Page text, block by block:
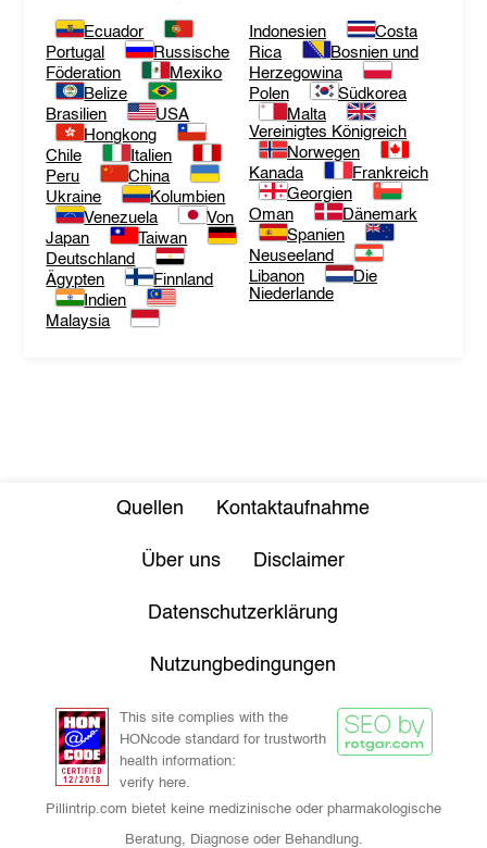
Ecuador
Portugal
Russische
Föderation
Mexiko
Belize
Brasilien
USA
Hongkong
Chile
Italien
Peru
China
Ukraine
Kolumbien
Venezuela
Von
Japan
Taiwan
Deutschland
Ägypten
Finnland
Indien
Malaysia
Indonesien
Costa
Rica
Bosnien und
Herzegowina
Polen
Südkorea
Malta
Vereinigtes Königreich
Norwegen
Kanada
Frankreich
Georgien
Oman
Dänemark
Spanien
Neuseeland
Libanon
Die
Niederlande
Quellen Kontaktaufnahme
Über uns Disclaimer
Datenschutzerklärung
Nutzungbedingungen
This site complies with the
HONcode standard for trustworth
health information:
verify here.
Pillintrip.com bietet keine medizinische oder pharmakologische
Beratung, Diagnose oder Behandlung.